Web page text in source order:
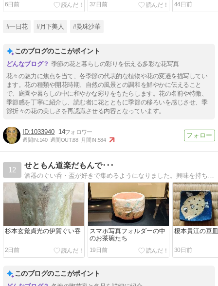
6日前 37日前 44日前
#一日花 #月下美人 #曼珠沙華
このブログのここがポイント
季節の花と暮らしの彩りを伝える多彩な花写真
花々の魅力に焦点を当て、各季節の代表的な植物や花の変遷を描写してい
ます。花の種類や開花時期、自然の風景との調和を鮮やかに伝えること
で、庭園や暮らしの中に和やかな彩りをもたらします。花の名前や特徴、
季節感を丁寧に紹介し、読む者に花とともに季節の移ろいを感じさせ、季
節折々の花の美しさを再認識させる内容となっています。
1033940 14
週間IN:140 週間OUT:88 月間IN:584
12
せともん道楽だもんで･･･
酒器のぐい呑・盃が好きで集めるようになりました。興味を持ち始めたのは2017年頃からです。まだまだ年数も浅く20代(30代になりました)では珍しい趣味かもしれませんが、一流の酒器コレクターを目指して、ゆる〜くマイペースに酒器を集めています。
杉本玄覚貞光の伊賀ぐい吞
2日前
スマホ写真フォルダーの中
のお茶碗たち
19日前
榎本貴江の豆
30日前
このブログのここがポイント